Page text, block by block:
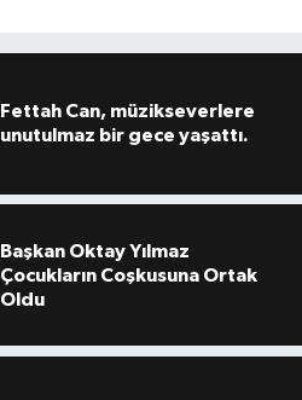
Fettah Can, müzikseverlere
unutulmaz bir gece yaşattı.
Başkan Oktay Yılmaz
Çocukların Coşkusuna Ortak
Oldu